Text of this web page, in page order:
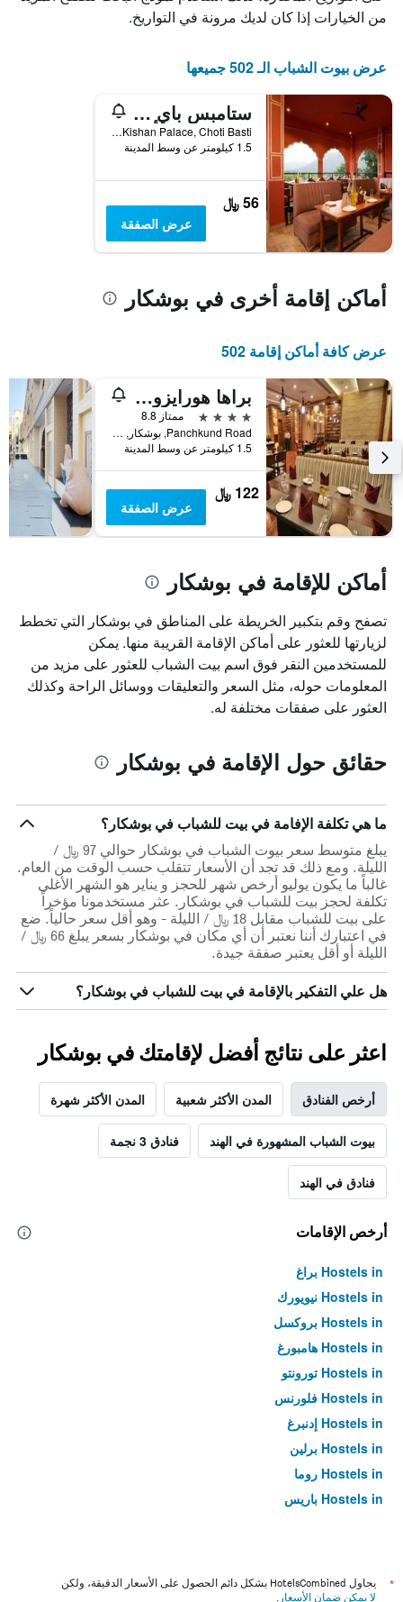
أيام
الأسبوع.
التالي
1
محور
Y
الذي
يعرض
متوسط
سعر
غرفة
من الخيارات إذا كان لديك مرونة في التواريخ.
عرض بيوت الشباب الـ 502 جميعها
ستامبس باي ٕيت كونتيننتس، بوشكار
Kishan Palace, Choti Basti, بوشكار, الهند
1.5 كيلومتر عن وسط المدينة
56 ﷼
عرض الصفقة
أماكن إقامة أخرى في بوشكار
عرض كافة أماكن إقامة 502
براها هورايزون هوتل آند سبا - بوشكار
4 نجوم
ممتاز 8.8
Panchkund Road, بوشكار, الهند
1.5 كيلومتر عن وسط المدينة
122 ﷼
عرض الصفقة
أماكن للإقامة في بوشكار
تصفح وقم بتكبير الخريطة على المناطق في بوشكار التي تخطط
لزيارتها للعثور على أماكن الإقامة القريبة منها. يمكن
للمستخدمين النقر فوق اسم بيت الشباب للعثور على مزيد من
المعلومات حوله، مثل السعر والتعليقات ووسائل الراحة وكذلك
العثور على صفقات مختلفة له.
حقائق حول الإقامة في بوشكار
ما هي تكلفة الإفامة في بيت للشباب في بوشكار؟
يبلغ متوسط سعر بيوت الشباب في بوشكار حوالي 97 ﷼ /
الليلة. ومع ذلك قد تجد أن الأسعار تتقلب حسب الوقت من العام.
غالباً ما يكون يوليو أرخص شهر للحجز و يناير هو الشهر الأغلى
تكلفة لحجز بيت للشباب في بوشكار. عثر مستخدمونا مؤخراً
على بيت للشباب مقابل 18 ﷼ / الليلة - وهو أقل سعر حالياً. ضع
في اعتبارك أننا نعتبر أن أي مكان في بوشكار بسعر يبلغ 66 ﷼ /
الليلة أو أقل يعتبر صفقة جيدة.
هل علي التفكير بالإقامة في بيت للشباب في بوشكار؟
اعثر على نتائج أفضل لإقامتك في بوشكار
أرخص الفنادق المدن الأكثر شعبية المدن الأكثر شهرة
بيوت الشباب المشهورة في الهند فنادق 3 نجمة
فنادق في الهند
أرخص الإقامات
Hostels in براغ
Hostels in نيويورك
Hostels in بروكسل
Hostels in هامبورغ
Hostels in تورونتو
Hostels in فلورنس
Hostels in إدنبرغ
Hostels in برلين
Hostels in روما
Hostels in باريس
*
يحاول HotelsCombined بشكل دائم الحصول على الأسعار الدقيقة، ولكن
لا يمكن ضمان الأسعار .